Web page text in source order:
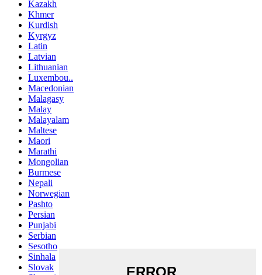
Kazakh
Khmer
Kurdish
Kyrgyz
Latin
Latvian
Lithuanian
Luxembou..
Macedonian
Malagasy
Malay
Malayalam
Maltese
Maori
Marathi
Mongolian
Burmese
Nepali
Norwegian
Pashto
Persian
Punjabi
Serbian
Sesotho
Sinhala
Slovak